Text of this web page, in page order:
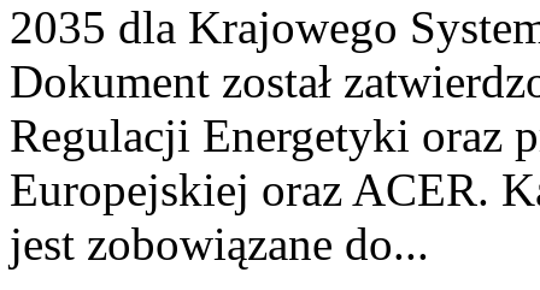
2035 dla Krajowego
Dokument został
Regulacji Energetyki oraz
Europejskiej oraz ACER.
jest zobowiązane do...